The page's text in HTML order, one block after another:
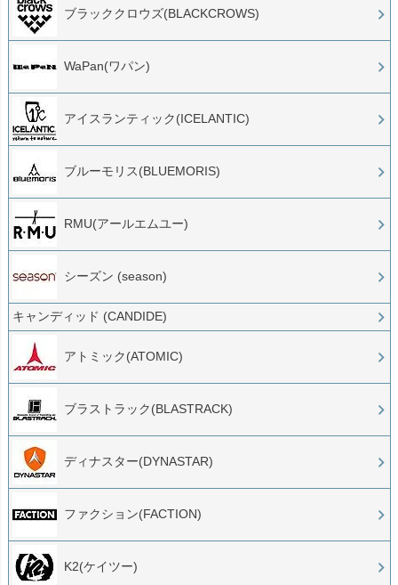
ブラッククロウズ(BLACKCROWS)
WaPan(ワパン)
アイスランティック(ICELANTIC)
ブルーモリス(BLUEMORIS)
RMU(アールエムユー)
シーズン (season)
キャンディッド (CANDIDE)
アトミック(ATOMIC)
ブラストラック(BLASTRACK)
ディナスター(DYNASTAR)
ファクション(FACTION)
K2(ケイツー)